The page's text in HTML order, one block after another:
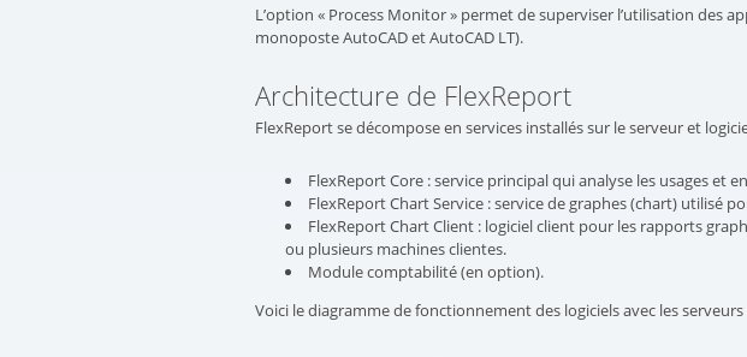
L’option « Process Monitor » permet de superviser l’utilisation des
monoposte AutoCAD et AutoCAD LT).
Architecture de FlexReport
FlexReport se décompose en services installés sur le serveur et
FlexReport Core : service principal qui analyse les usages et
FlexReport Chart Service : service de graphes (chart) utilisé
FlexReport Chart Client : logiciel client pour les rapports
ou plusieurs machines clientes.
Module comptabilité (en option).
Voici le diagramme de fonctionnement des logiciels avec les